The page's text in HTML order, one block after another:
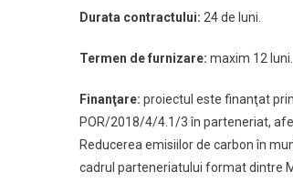
Durata contractului: 24 de luni.
Termen de furnizare: maxim 12 luni.
Finanţare: proiectul este finanţat
POR/2018/4/4.1/3 în parteneriat,
Reducerea emisiilor de carbon în
cadrul parteneriatului format dintre